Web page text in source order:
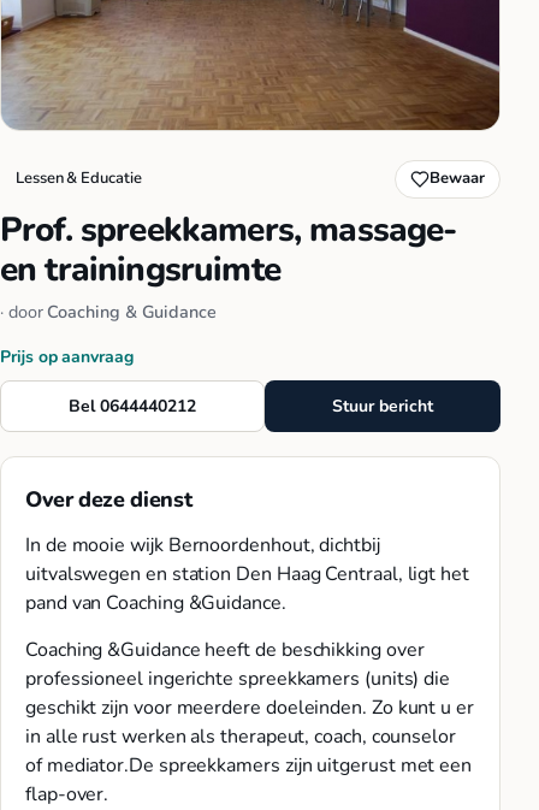
Lessen & Educatie Bewaar
Prof. spreekkamers, massage-
en trainingsruimte
· door Coaching & Guidance
Prijs op aanvraag
Bel 0644440212 Stuur bericht
Over deze dienst
In de mooie wijk Bernoordenhout, dichtbij
uitvalswegen en station Den Haag Centraal, ligt het
pand van Coaching &Guidance.
Coaching &Guidance heeft de beschikking over
professioneel ingerichte spreekkamers (units) die
geschikt zijn voor meerdere doeleinden. Zo kunt u er
in alle rust werken als therapeut, coach, counselor
of mediator.De spreekkamers zijn uitgerust met een
flap-over.